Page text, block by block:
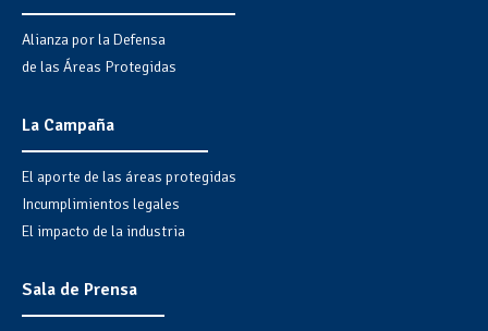
Alianza por la Defensa
de las Áreas Protegidas
La Campaña
El aporte de las áreas protegidas
Incumplimientos legales
El impacto de la industria
Sala de Prensa